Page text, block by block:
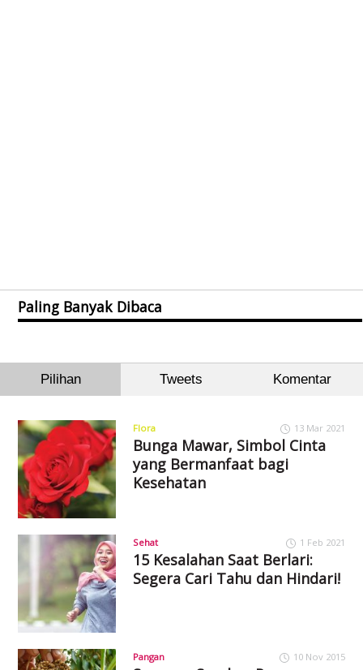
Paling Banyak Dibaca
Pilihan Tweets Komentar
Flora 13 Mar 2021
Bunga Mawar, Simbol Cinta
yang Bermanfaat bagi
Kesehatan
Sehat 1 Feb 2021
15 Kesalahan Saat Berlari:
Segera Cari Tahu dan Hindari!
Pangan 10 Nov 2015